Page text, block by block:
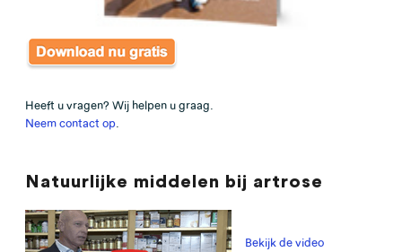
Heeft u vragen? Wij helpen u graag.
Neem contact op
Natuurlijke middelen bij artrose
Bekijk de video